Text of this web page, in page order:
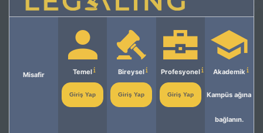
Misafir Temel
Giriş Yap
Bireysel
Giriş Yap
Profesyonel
Giriş Yap
Akademik
Kampüs ağına
bağlanın.